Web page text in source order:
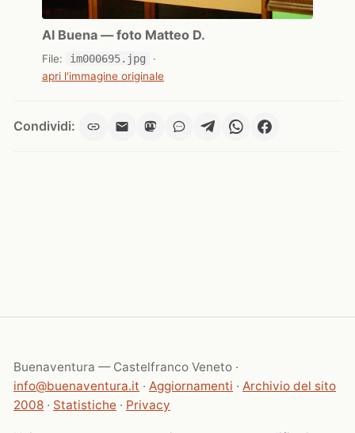
Al Buena — foto Matteo D.
File: im000695.jpg
·
apri l'immagine originale
Condividi:
Buenaventura — Castelfranco Veneto ·
info@buenaventura.it · Aggiornamenti · Archivio del sito
2008 · Statistiche · Privacy